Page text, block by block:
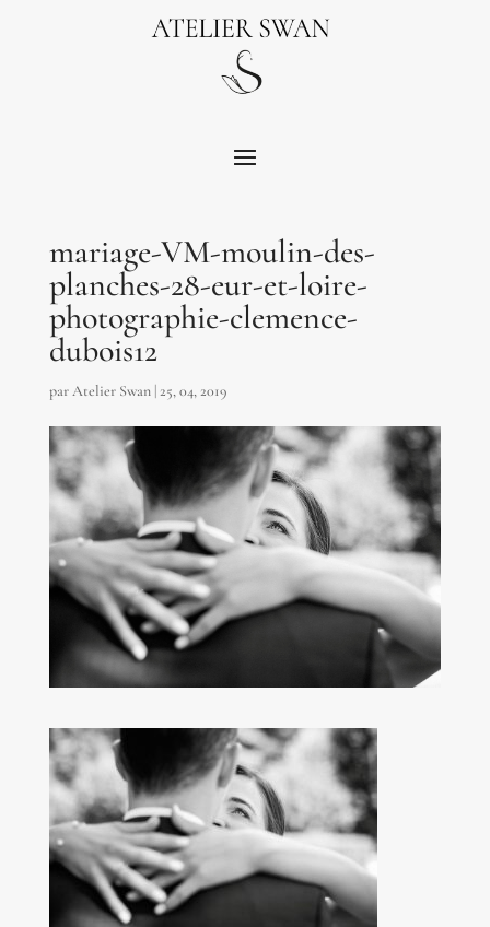
mariage-VM-moulin-des-
planches-28-eur-et-loire-
photographie-clemence-
dubois12
parAtelier Swan|25, 04, 2019